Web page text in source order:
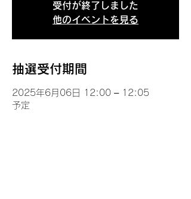
受付が終了しました
他のイベントを見る
抽選受付期間
2025年6月06日 12:00 – 12:05
予定